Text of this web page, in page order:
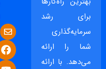
برای رشد
سرمایه‌گذاری
شما را ارائه
می‌دهد. با ارائه